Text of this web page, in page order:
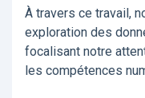
À travers ce travail,
exploration des
focalisant notre
les compétences